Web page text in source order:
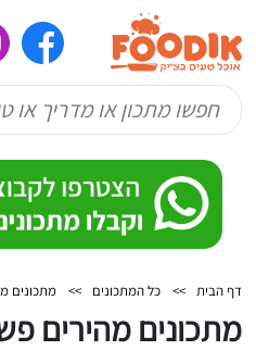
דף הבית >> כל המתכונים >> מתכונים
מתכונים מהירים